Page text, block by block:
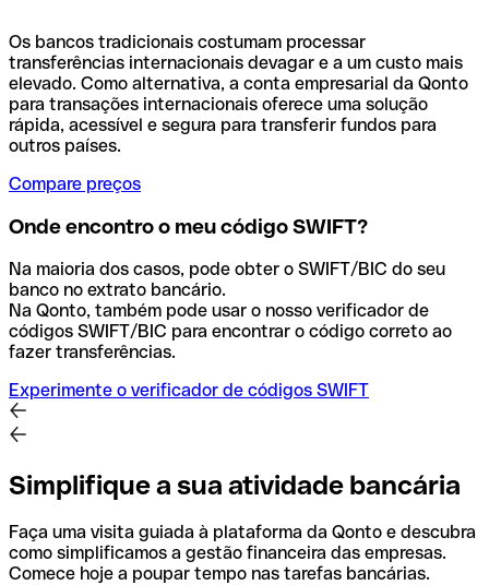
Os bancos tradicionais costumam processar
transferências internacionais devagar e a um custo mais
elevado. Como alternativa, a conta empresarial da Qonto
para transações internacionais oferece uma solução
rápida, acessível e segura para transferir fundos para
outros países.
Compare preços
Onde encontro o meu código SWIFT?
Na maioria dos casos, pode obter o SWIFT/BIC do seu
banco no extrato bancário.
Na Qonto, também pode usar o nosso verificador de
códigos SWIFT/BIC para encontrar o código correto ao
fazer transferências.
Experimente o verificador de códigos SWIFT
Simplifique a sua atividade bancária
Faça uma visita guiada à plataforma da Qonto e descubra
como simplificamos a gestão financeira das empresas.
Comece hoje a poupar tempo nas tarefas bancárias.